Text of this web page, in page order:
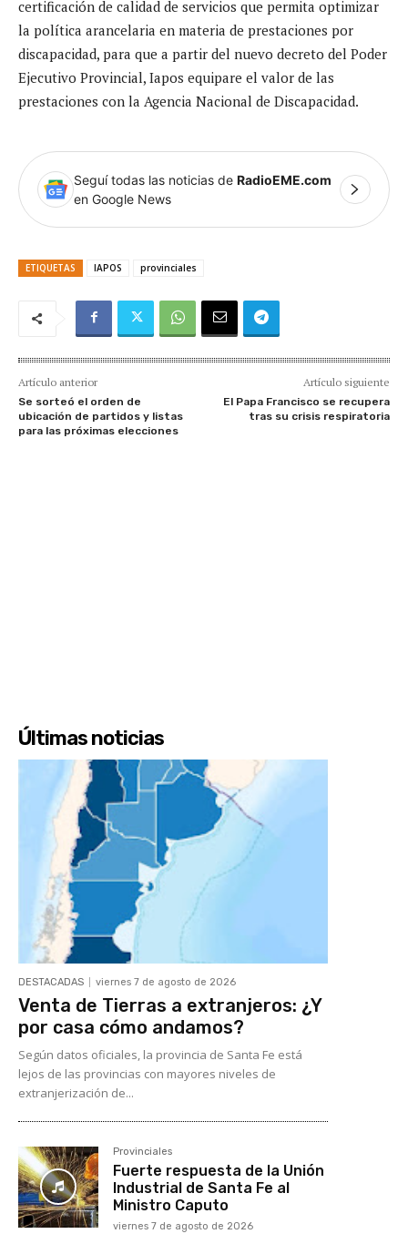
certificación de calidad de servicios que permita optimizar
la política arancelaria en materia de prestaciones por
discapacidad, para que a partir del nuevo decreto del Poder
Ejecutivo Provincial, Iapos equipare el valor de las
prestaciones con la Agencia Nacional de Discapacidad.
Seguí todas las noticias de RadioEME.com
en Google News
ETIQUETAS IAPOS provinciales
Artículo anterior
Se sorteó el orden de
ubicación de partidos y listas
para las próximas elecciones
Artículo siguiente
El Papa Francisco se recupera
tras su crisis respiratoria
Últimas noticias
DESTACADAS viernes 7 de agosto de 2026
Venta de Tierras a extranjeros: ¿Y
por casa cómo andamos?
Según datos oficiales, la provincia de Santa Fe está
lejos de las provincias con mayores niveles de
extranjerización de...
Provinciales
Fuerte respuesta de la Unión
Industrial de Santa Fe al
Ministro Caputo
viernes 7 de agosto de 2026